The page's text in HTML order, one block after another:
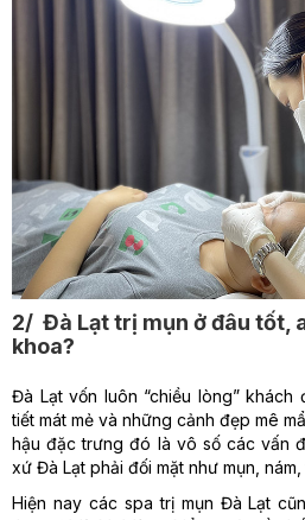
2/ Đà Lạt trị mụn ở đâu tốt,
khoa?
Đà Lạt vốn luôn “chiều lòng” khách
tiết mát mẻ và những cảnh đẹp mê
hậu đặc trưng đó là vô số các vấn
xứ Đà Lạt phải đối mặt như mụn,
Hiện nay các spa trị mụn Đà Lạt